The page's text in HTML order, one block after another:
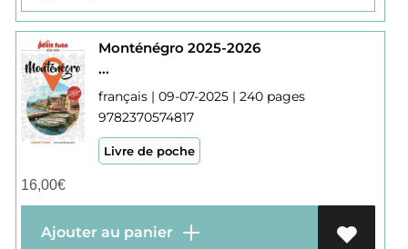
Monténégro 2025-2026
...
français | 09-07-2025 | 240 pages
9782370574817
Livre de poche
16,00€
Ajouter au panier